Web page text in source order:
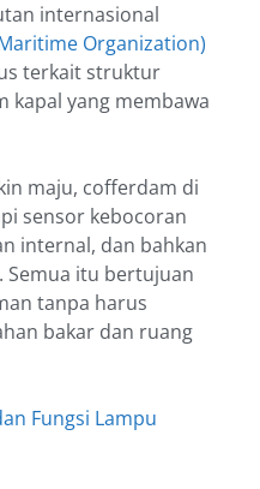
internasional
Organization)
terkait struktur
kapal yang membawa
maju, cofferdam di
sensor kebocoran
internal, dan bahkan
Semua itu bertujuan
tanpa harus
bakar dan ruang
Fungsi Lampu